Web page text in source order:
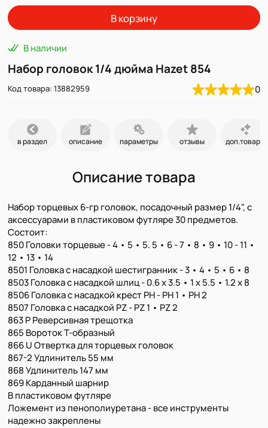
В корзину
В наличии
Набор головок 1/4 дюйма Hazet 854
Код товара: 13882959 0
в раздел описание параметры отзывы доп.товары
Описание товара
Набор торцевых 6-гр головок, посадочный размер 1/4", с
аксессуарами в пластиковом футляре 30 предметов.
Состоит:
850 Головки торцевые - 4 • 5 • 5. 5 • 6 - 7 • 8 • 9 • 10 - 11 •
12 • 13 • 14
8501 Головка с насадкой шестигранник - 3 • 4 • 5 • 6 • 8
8503 Головка с насадкой шлиц - 0.6 x 3.5 • 1 x 5.5 • 1.2 x 8
8506 Головка с насадкой крест PH - PH 1 • PH 2
8507 Головка с насадкой PZ - PZ 1 • PZ 2
863 P Реверсивная трещотка
865 Вороток Т-образный
866 U Отвертка для торцевых головок
867-2 Удлинитель 55 мм
868 Удлинитель 147 мм
869 Карданный шарнир
В пластиковом футляре
Ложемент из пенополиуретана - все инструменты
надежно закреплены